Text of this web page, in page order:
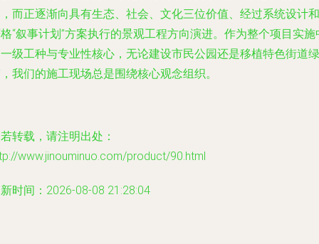
而正逐渐向具有生态、社会、文化三位价值、经过系统设计和
“叙事计划”方案执行的景观工程方向演进。作为整个项目实施
级工种与专业性核心，无论建设市民公园还是移植特色街道绿
我们的施工现场总是围绕核心观念组织。
转载，请注明出处：
www.jinouminuo.com/product/90.html
时间：2026-08-08 21:28:04